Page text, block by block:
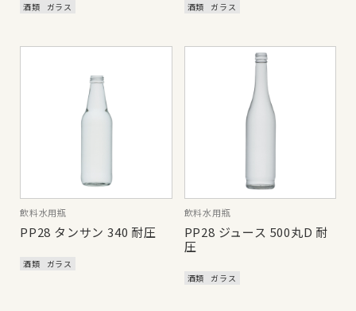
酒類 ガラス 酒類 ガラス
飲料水用瓶
PP28 タンサン 340 耐圧
酒類 ガラス
飲料水用瓶
PP28 ジュース 500丸D 耐
圧
酒類 ガラス